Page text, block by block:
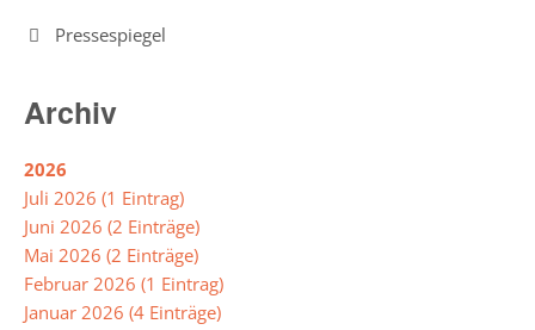
Jahrgang
Intensivklasse
Elternvertretung
Schülervertretung
Schulsprecher/in
Pressespiegel
Archiv
2026
Juli 2026 (1 Eintrag)
Juni 2026 (2 Einträge)
Mai 2026 (2 Einträge)
Februar 2026 (1 Eintrag)
Januar 2026 (4 Einträge)